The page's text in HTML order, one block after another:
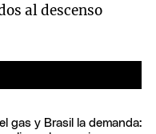
al descenso
gas y Brasil la demanda: